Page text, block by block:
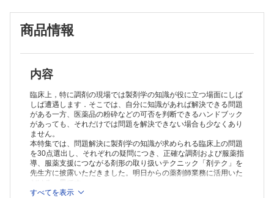
るの？（吉田 直樹 ほか）
・割線のある錠剤なら半錠にできますか？（吉田 直樹 ほか）
・生菌製剤って抗菌薬と併用でどこまで生きているの？（吉田 直樹
ほか）
【散剤】
・混合した散剤の期限は何を目安にすればよいですか？（島﨑 学）
・分包機の使用後，特に丁寧に掃除するべき薬は？（島﨑 学）
【水剤】
・シロップ剤どうしの混合で配合変化はあるの？（山本 佳久）
・水剤の長期処方では，どのように交付したらよいの？（山本 佳久）
直面する疑問から学ぶ「外用剤・注射剤」の剤テク
【貼付剤】
・貼付剤は切断してもよいの？（山本 佳久）
・成人と高齢者ではツロブテロールテープ貼付後の主成分の吸収は同等
商品情報
内容
臨床上，特に調剤の現場では製剤学の知識が役に立つ場面にしば
しば遭遇します．そこでは、自分に知識があれば解決できる問題
がある一方、医薬品の粉砕などの可否を判断できるハンドブック
があっても、それだけでは問題を解決できない場合も少なくあり
ません。
本特集では、問題解決に製剤学の知識が求められる臨床上の問題
を30点選出し、それぞれの疑問につき、正確な調剤および服薬指
導、服薬支援につながる剤形の取り扱いテクニック「剤テク」を
先生方に披露いただきました。明日からの薬剤師業務に活用いた
だける一冊です。
すべてを表示